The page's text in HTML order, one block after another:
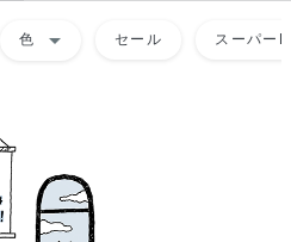
色 arrow_drop_down セール スーパー